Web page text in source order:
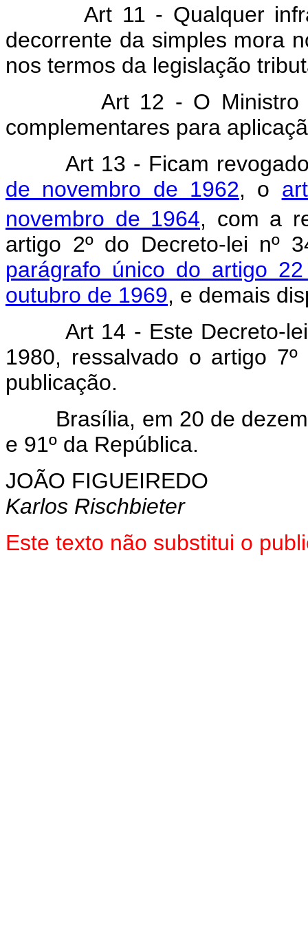
Art 11 - Qualquer
decorrente da simples mora
nos termos da legislação
Art 12 - O Ministro
complementares para
Art 13 - Ficam
de novembro de 1962, o
novembro de 1964, com a
artigo 2º do Decreto-lei nº
parágrafo único do artigo
outubro de 1969, e demais
Art 14 - Este Decreto-
1980, ressalvado o artigo
publicação.
Brasília, em 20 de
e 91º da República.
JOÃO FIGUEIREDO
Karlos Rischbieter
Este texto não substitui o